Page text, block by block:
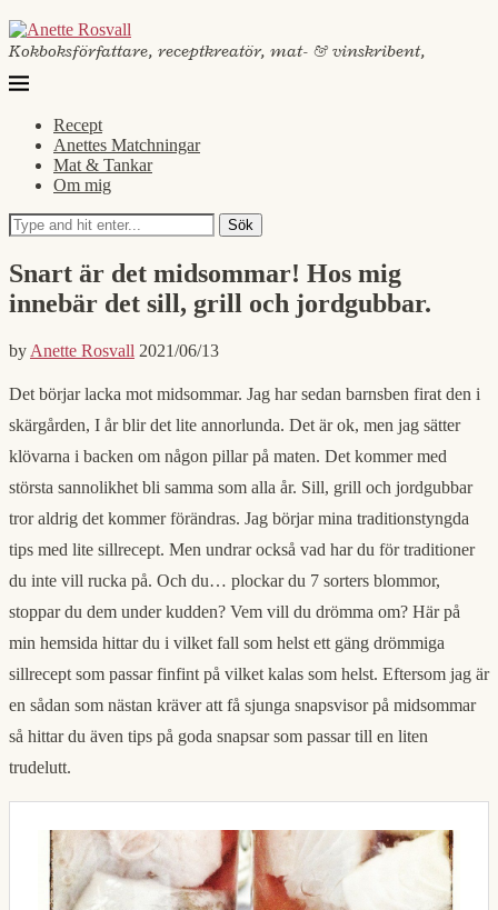
Kokboksförfattare, receptkreatör, mat- & vinskribent,
Recept
Anettes Matchningar
Mat & Tankar
Om mig
Sök
Snart är det midsommar! Hos mig
innebär det sill, grill och jordgubbar.
by Anette Rosvall 2021/06/13
Det börjar lacka mot midsommar. Jag har sedan barnsben firat den i
skärgården, I år blir det lite annorlunda. Det är ok, men jag sätter
klövarna i backen om någon pillar på maten. Det kommer med
största sannolikhet bli samma som alla år. Sill, grill och jordgubbar
tror aldrig det kommer förändras. Jag börjar mina traditionstyngda
tips med lite sillrecept. Men undrar också vad har du för traditioner
du inte vill rucka på. Och du… plockar du 7 sorters blommor,
stoppar du dem under kudden? Vem vill du drömma om? Här på
min hemsida hittar du i vilket fall som helst ett gäng drömmiga
sillrecept som passar finfint på vilket kalas som helst. Eftersom jag är
en sådan som nästan kräver att få sjunga snapsvisor på midsommar
så hittar du även tips på goda snapsar som passar till en liten
trudelutt.